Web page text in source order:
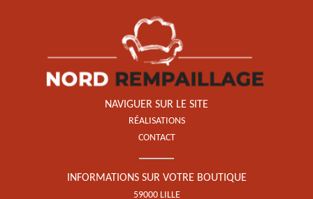
Restauration de fauteuil,
chaise et siège 59
NAVIGUER SUR LE SITE
RÉALISATIONS
CONTACT
INFORMATIONS SUR VOTRE BOUTIQUE
59000 LILLE